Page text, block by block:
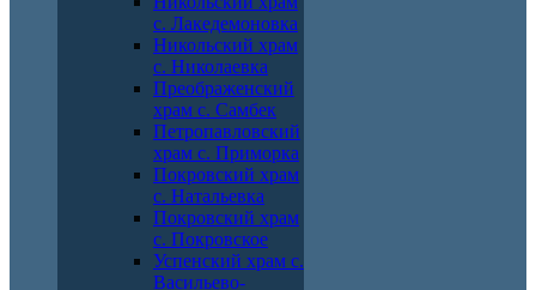
с. Лакедемоновка
Никольский храм
с. Николаевка
Преображенский
храм с. Самбек
Петропавловский
храм с. Приморка
Покровский храм
с. Натальевка
Покровский храм
с. Покровское
Успенский храм с.
Васильево-